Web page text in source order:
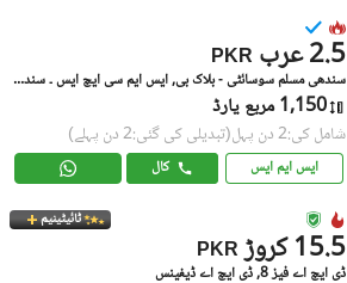
PKR 2.5 عرب
سندھی مسلم سوسائٹی - بلاک بی, ایس ایم سی ایچ ایس ۔ سندھی مسلم سوسائٹی
1,150 مربع یارڈ
شامل کی:2 دن پہل (تبدیلی کی گئی:2 دن پہلے)
ایس ایم ایس کال
ٹائیٹینیم
PKR 15.5 کروڑ
ڈی ایچ اے فیز 8, ڈی ایچ اے ڈیفینس